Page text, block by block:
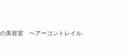
美容室 ヘアーコントレイル.